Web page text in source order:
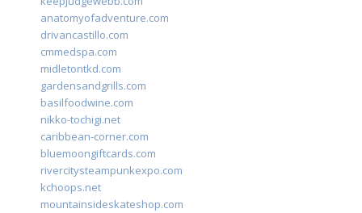
anatomyofadventure.com
drivancastillo.com
cmmedspa.com
midletontkd.com
gardensandgrills.com
basilfoodwine.com
nikko-tochigi.net
caribbean-corner.com
bluemoongiftcards.com
rivercitysteampunkexpo.com
kchoops.net
mountainsideskateshop.com